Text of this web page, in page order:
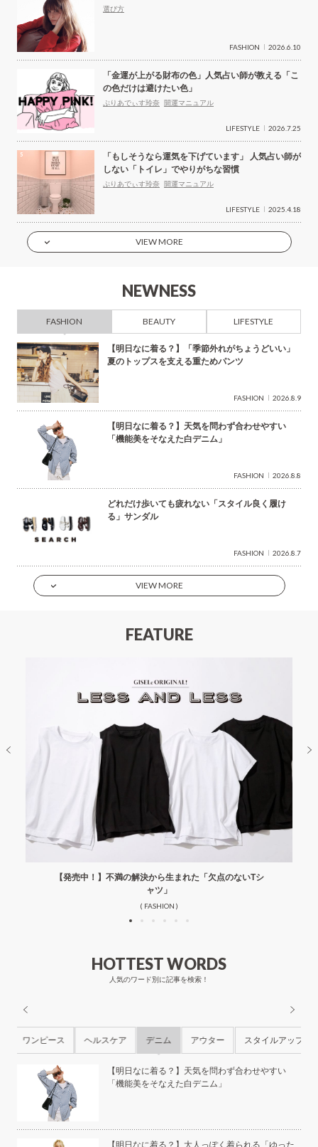
選び方
FASHION 2026.6.10
「金運が上がる財布の色」人気占い師が教える「こ
の色だけは避けたい色」
ぷりあでぃす玲奈 開運マニュアル
LIFESTYLE 2026.7.25
「もしそうなら運気を下げています」 人気占い師が
しない「トイレ」でやりがちな習慣
ぷりあでぃす玲奈 開運マニュアル
LIFESTYLE 2025.4.18
VIEW MORE
NEWNESS
FASHION BEAUTY LIFESTYLE
【明日なに着る？】「季節外れがちょうどいい」
夏のトップスを支える重ためパンツ
FASHION 2026.8.9
【明日なに着る？】天気を問わず合わせやすい
「機能美をそなえた白デニム」
FASHION 2026.8.8
どれだけ歩いても疲れない「スタイル良く履け
る」サンダル
FASHION 2026.8.7
VIEW MORE
FEATURE
【発売中！】不満の解決から生まれた「欠点のないTシ
ャツ」
( FASHION )
HOTTEST WORDS
人気のワード別に記事を検索！
ワンピース ヘルスケア デニム アウター スタイルアップ
【明日なに着る？】天気を問わず合わせやすい
「機能美をそなえた白デニム」
【明日なに着る？】大人っぽく着られる「ゆった